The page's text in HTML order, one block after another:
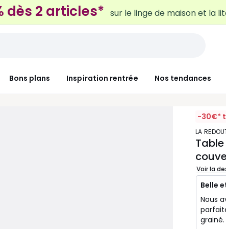
dès 2 articles* sur le linge de maison et la
Bons plans Inspiration rentrée Nos tendances
-30€*
LA
Voir la
Belle
Nous